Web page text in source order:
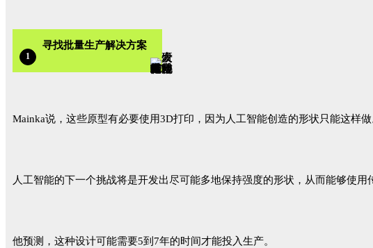
1
寻找批量生产解决方案
Mainka说，这些原型有必要使用3D打印，因为人工智能创造的形状只能这样
人工智能的下一个挑战将是开发出尽可能多地保持强度的形状，从而能够使
他预测，这种设计可能需要5到7年的时间才能投入生产。